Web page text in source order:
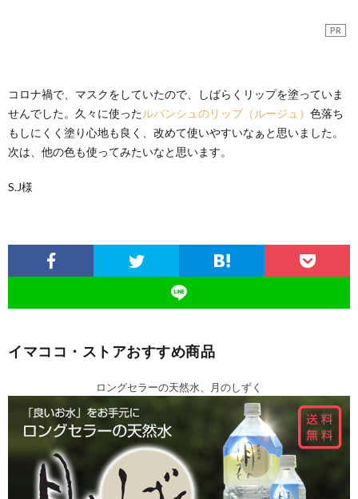
PR
コロナ禍で、マスクをしていたので、しばらくリップを塗っていま
せんでした。久々に使ったルバンシュのリップ（ルージュ） 色落ち
もしにくく塗り心地も良く、改めて使いやすいなぁと思いました。
次は、他の色も使ってみたいなと思います。
S.J様
イマココ・ストアおすすめ商品
ロングセラーの天然水、月のしずく